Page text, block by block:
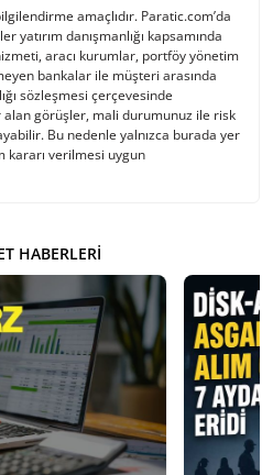
amaçlıdır. Paratic.com’da
danışmanlığı kapsamında
aracı kurumlar, portföy yönetim
bankalar ile müşteri arasında
sözleşmesi çerçevesinde
alan görüşler, mali durumunuz ile risk
Bu nedenle yalnızca burada yer
kararı verilmesi uygun
HABERLERI